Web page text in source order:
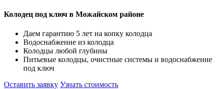
Колодец под ключ в Можайском районе
Даем гарантию 5 лет на копку колодца
Водоснабжение из колодца
Колодцы любой глубины
Питьевые колодцы, очистные системы и водоснабжение
под ключ
Оставить заявку Узнать стоимость